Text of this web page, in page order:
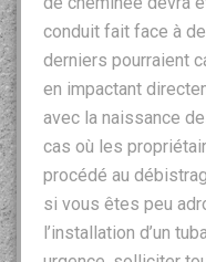
conduit fait face à
derniers pourraient
en impactant
avec la naissance
cas où les
procédé au
si vous êtes peu
l’installation d’un